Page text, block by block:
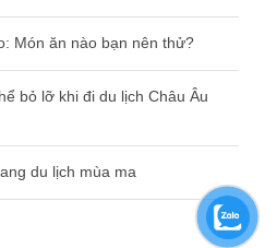
Món ăn nào bạn nên thử?
bỏ lỡ khi đi du lịch Châu Âu
du lịch mùa ma